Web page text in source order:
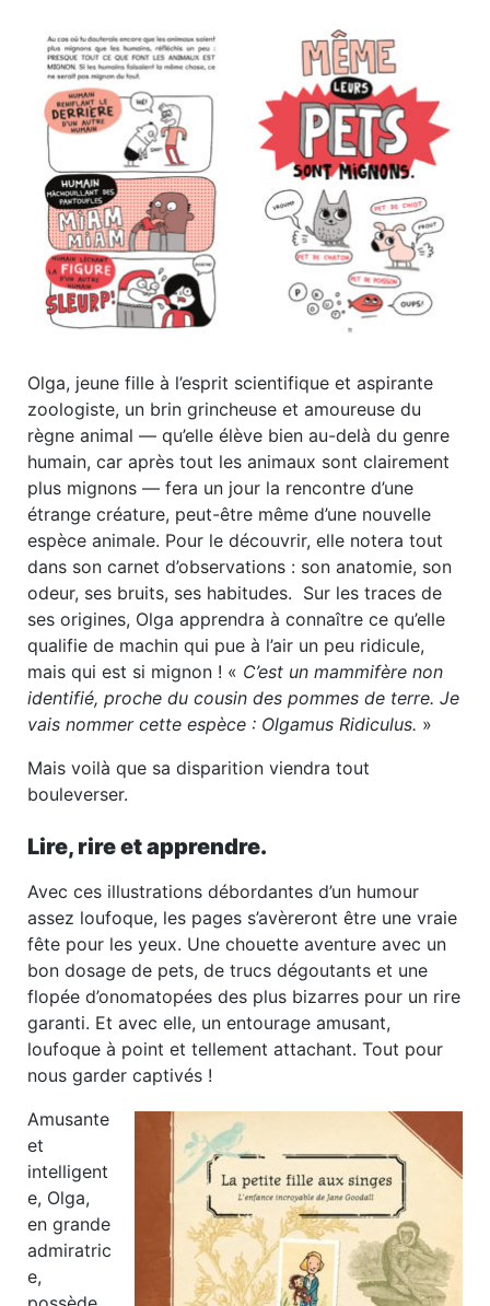
Olga, jeune fille à l’esprit scientifique et aspirante
zoologiste, un brin grincheuse et amoureuse du
règne animal ― qu’elle élève bien au-delà du genre
humain, car après tout les animaux sont clairement
plus mignons ― fera un jour la rencontre d’une
étrange créature, peut-être même d’une nouvelle
espèce animale. Pour le découvrir, elle notera tout
dans son carnet d’observations : son anatomie, son
odeur, ses bruits, ses habitudes. Sur les traces de
ses origines, Olga apprendra à connaître ce qu’elle
qualifie de machin qui pue à l’air un peu ridicule,
mais qui est si mignon ! « C’est un mammifère non
identifié, proche du cousin des pommes de terre. Je
vais nommer cette espèce : Olgamus Ridiculus. »
Mais voilà que sa disparition viendra tout
bouleverser.
Lire, rire et apprendre.
Avec ces illustrations débordantes d’un humour
assez loufoque, les pages s’avèreront être une vraie
fête pour les yeux. Une chouette aventure avec un
bon dosage de pets, de trucs dégoutants et une
flopée d’onomatopées des plus bizarres pour un rire
garanti. Et avec elle, un entourage amusant,
loufoque à point et tellement attachant. Tout pour
nous garder captivés !
Amusante
et
intelligent
e, Olga,
en grande
admiratric
e,